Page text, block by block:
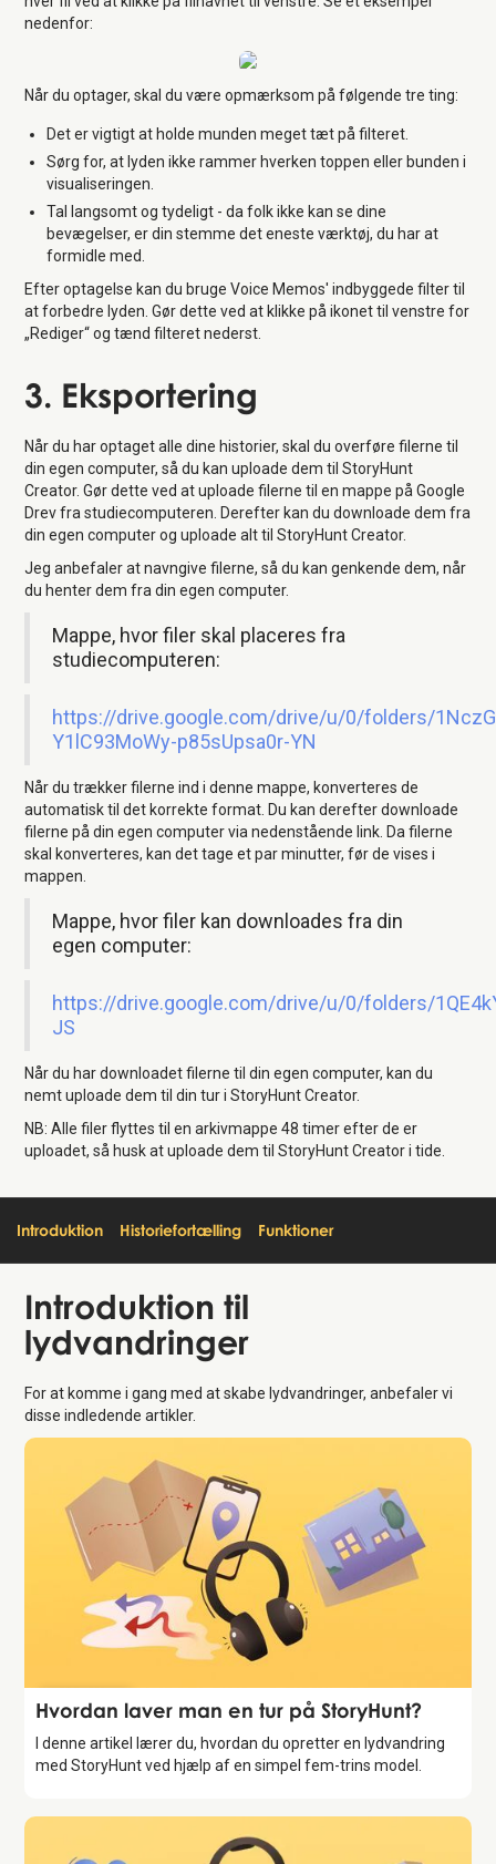
nedenfor:
Når du optager, skal du være opmærksom på følgende tre ting:
Det er vigtigt at holde munden meget tæt på filteret.
Sørg for, at lyden ikke rammer hverken toppen eller bunden i
visualiseringen.
Tal langsomt og tydeligt - da folk ikke kan se dine
bevægelser, er din stemme det eneste værktøj, du har at
formidle med.
Efter optagelse kan du bruge Voice Memos' indbyggede filter til
at forbedre lyden. Gør dette ved at klikke på ikonet til venstre for
„Rediger“ og tænd filteret nederst.
3. Eksportering
Når du har optaget alle dine historier, skal du overføre filerne til
din egen computer, så du kan uploade dem til StoryHunt
Creator. Gør dette ved at uploade filerne til en mappe på Google
Drev fra studiecomputeren. Derefter kan du downloade dem fra
din egen computer og uploade alt til StoryHunt Creator.
Jeg anbefaler at navngive filerne, så du kan genkende dem, når
du henter dem fra din egen computer.
Mappe, hvor filer skal placeres fra
studiecomputeren:
https://drive.google.com/drive/u/0/folders/
Y1lC93MoWy-p85sUpsa0r-YN
Når du trækker filerne ind i denne mappe, konverteres de
automatisk til det korrekte format. Du kan derefter downloade
filerne på din egen computer via nedenstående link. Da filerne
skal konverteres, kan det tage et par minutter, før de vises i
mappen.
Mappe, hvor filer kan downloades fra din
egen computer:
https://drive.google.com/drive/u/0/folders/
JS
Når du har downloadet filerne til din egen computer, kan du
nemt uploade dem til din tur i StoryHunt Creator.
NB: Alle filer flyttes til en arkivmappe 48 timer efter de er
uploadet, så husk at uploade dem til StoryHunt Creator i tide.
Introduktion Historiefortælling Funktioner
Introduktion til
lydvandringer
For at komme i gang med at skabe lydvandringer, anbefaler vi
disse indledende artikler.
Introduktion
Hvordan laver man en tur på StoryHunt?
I denne artikel lærer du, hvordan du opretter en lydvandring
med StoryHunt ved hjælp af en simpel fem-trins model.